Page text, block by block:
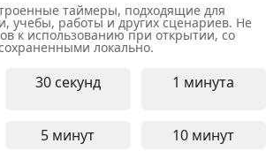
таймеры, подходящие для
учебы, работы и других сценариев. Не
к использованию при открытии, со
локально.
30 секунд
30-секундный онлайн
1 минута
1-
5 минут 10 минут